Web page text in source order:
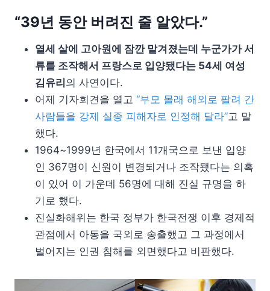
“39년 동안 버려진 줄 알았다.”
열세 살에 고아원에 잠깐 맡겨졌는데 누군가가 서
류를 조작해서 프랑스로 입양됐다는 54세 여성
김유리의 사연이다.
어제 기자회견을 열고 “부모 몰래 해외로 팔려 간
사람들을 강제 실종 피해자로 인정해 달라”고 말
했다.
1964~1999년 한국에서 11개국으로 보낸 입양
인 367명이 신원이 변경되거나 조작됐다는 의혹
이 있어 이 가운데 56명에 대해 진실 규명을 하
기로 했다.
진실화해위는 한국 정부가 한국전쟁 이후 경제적
관점에서 아동을 국외로 송출했고 그 과정에서
벌어지는 인권 침해를 외면했다고 비판했다.